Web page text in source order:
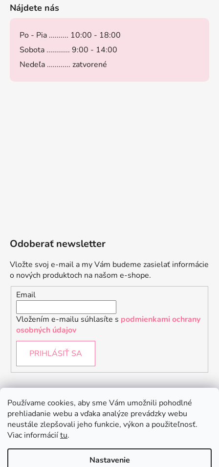
Používame cookies, aby sme Vám umožnili pohodlné
prehliadanie webu a vďaka analýze prevádzky webu
neustále zlepšovali jeho funkcie, výkon a použiteľnosť.
Viac informáciítu.
Nastavenie
Nájdete nás
Po - Pia .......... 10:00 - 18:00
Sobota ............ 9:00 - 14:00
Nedeľa ............ zatvorené
Odoberať newsletter
Vložte svoj e-mail a my Vám budeme zasielať informácie
o nových produktoch na našom e-shope.
Email
Vložením e-mailu súhlasíte s podmienkami ochrany
osobných údajov
PRIHLÁSIŤ SA
Instagram